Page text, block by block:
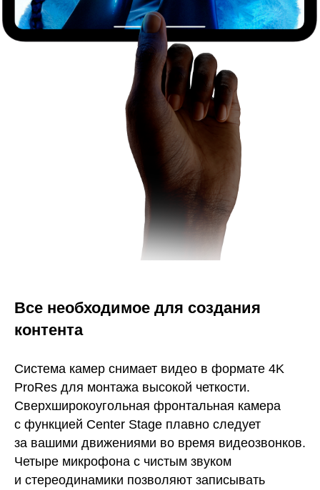
Все необходимое для создания
контента
Система камер снимает видео в формате 4K
ProRes для монтажа высокой четкости.
Сверхширокоугольная фронтальная камера
с функцией Center Stage плавно следует
за вашими движениями во время видеозвонков.
Четыре микрофона с чистым звуком
и стереодинамики позволяют записывать